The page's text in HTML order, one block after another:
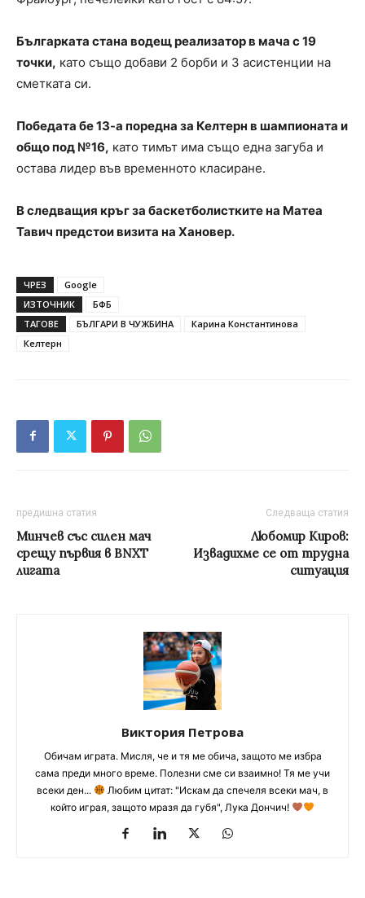
Българката стана водещ реализатор в мача с 19
точки, като също добави 2 борби и 3 асистенции на
сметката си.
Победата бе 13-а поредна за Келтерн в шампионата и
общо под №16, като тимът има също една загуба и
остава лидер във временното класиране.
В следващия кръг за баскетболистките на Матеа
Тавич предстои визита на Хановер.
ЧРЕЗ
Google
ИЗТОЧНИК
БФБ
ТАГОВЕ
БЪЛГАРИ В ЧУЖБИНА
Карина Константинова
Келтерн
предишна статия
Минчев със силен мач
срещу първия в BNXT
лигата
Следваща статия
Любомир Киров:
Извадихме се от трудна
ситуация
Виктория Петрова
Обичам играта. Мисля, че и тя ме обича, защото ме избра
сама преди много време. Полезни сме си взаимно! Тя ме учи
всеки ден...
Любим цитат: "Искам да спечеля всеки мач, в
който играя, защото мразя да губя", Лука Дончич!